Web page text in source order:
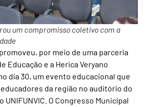
um compromisso coletivo com a
por meio de uma parceria
Educação e a Herica Veryano
dia 30, um evento educacional que
da região no auditório do
O Congresso Municipal